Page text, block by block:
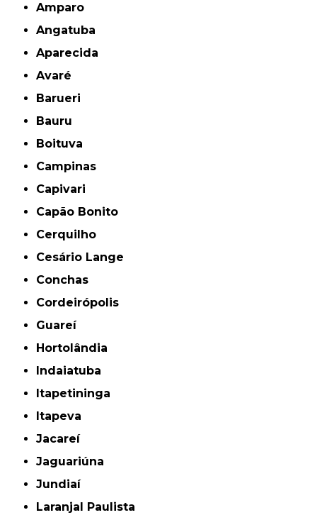
Amparo
Angatuba
Aparecida
Avaré
Barueri
Bauru
Boituva
Campinas
Capivari
Capão Bonito
Cerquilho
Cesário Lange
Conchas
Cordeirópolis
Guareí
Hortolândia
Indaiatuba
Itapetininga
Itapeva
Jacareí
Jaguariúna
Jundiaí
Laranjal Paulista